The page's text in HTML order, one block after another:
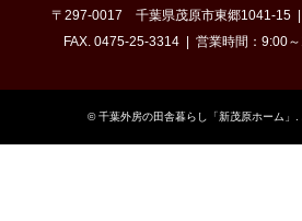
〒297-0017 千葉県茂原市東郷1041-15
FAX. 0475-25-3314
営業時間：9:00
©千葉外房の田舎暮らし「新茂原ホーム」 .